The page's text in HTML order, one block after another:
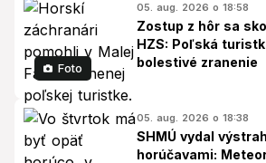
Foto
05. aug. 2026 o 18:58
Zostup z hôr sa
HZS: Poľská
bolestivé zranenie
05. aug. 2026 o 18:38
SHMÚ vydal
horúčavami: